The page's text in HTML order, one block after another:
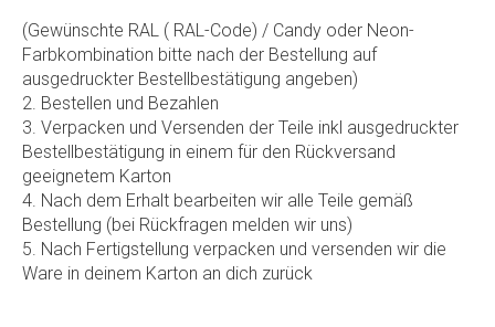
(Gewünschte RAL ( RAL-Code) / Candy oder Neon-
Farbkombination bitte nach der Bestellung auf
ausgedruckter Bestellbestätigung angeben)
2. Bestellen und Bezahlen
3. Verpacken und Versenden der Teile inkl ausgedruckter
Bestellbestätigung in einem für den Rückversand
geeignetem Karton
4. Nach dem Erhalt bearbeiten wir alle Teile gemäß
Bestellung (bei Rückfragen melden wir uns)
5. Nach Fertigstellung verpacken und versenden wir die
Ware in deinem Karton an dich zurück